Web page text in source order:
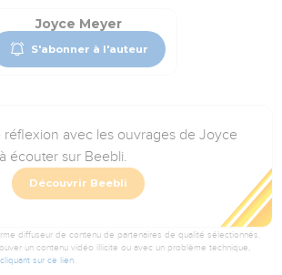
Joyce Meyer
S'abonner à l'auteur
réflexion avec les ouvrages de Joyce
écouter sur Beebli.
Découvrir Beebli
diffuseur de contenu de partenaires de qualité sélectionnés.
un contenu vidéo illicite ou avec un problème technique,
cliquant sur ce lien.